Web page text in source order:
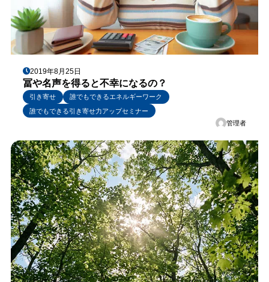
2019年8月25日
冨や名声を得ると不幸になるの？
引き寄せ
誰でもできるエネルギーワーク
誰でもできる引き寄せ力アップセミナー
管理者